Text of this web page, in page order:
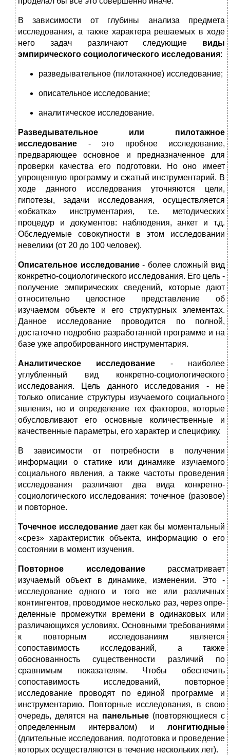
В зависимости от глубины анализа предмета
исследования, а также характера решаемых в ходе
него задач различают следующие виды
эмпирического социологического исследования:
разведывательное (пилотажное) исследование;
описательное исследование;
аналитическое исследование.
Разведывательное или пилотажное
исследование - это проб­ное исследование,
предваряющее основное и предназначенное для
проверки качества его подготовки. Но оно имеет
упрощенную про­грамму и сжатый инструментарий. В
ходе данного исследования уточняются цели,
гипотезы, задачи исследования, осуществляется
«обкатка» инструментария, т.е. методических
процедур и докумен­тов: наблюдения, анкет и т.д.
Обследуемые совокупности в этом исследовании
невелики (от 20 до 100 человек).
Описательное исследование- более сложный вид
конк­ретно-социологического исследования. Его цель -
получение эмпирических сведений, которые дают
относительно целостное представление об
изучаемом объекте и его структурных элемен­тах.
Данное исследование проводится по полной,
достаточно подробно разработанной программе и на
базе уже апробирован­ного инструментария.
Аналитическое исследование - наиболее
углубленный вид кон­кретно-социологического
исследования. Цель данного исследова­ния - не
только описание структуры изучаемого социального
явле­ния, но и определение тех факторов, которые
обусловливают его основные количественные и
качественные параметры, его характер и специфику.
В зависимости от потребности в получении
информации о статике или динамике изучаемого
социального явления, а также частоты проведения
исследования различают два вида конкретно-
социологического исследования: точечное (разовое)
и повторное.
Точечное исследованиедает как бы моментальный
«срез» харак­теристик объекта, информацию о его
состоянии в момент изуче­ния.
Повторное исследованиерассматривает
изучаемый объект в динамике, изменении. Это -
исследование одного и того же или различных
контингентов, проводимое несколько раз, через опре­
деленные промежутки времени в одинаковых или
различающихся условиях. Основными требованиями
к повторным исследованиям является
сопоставимость исследований, а также
обоснованность существенности различий по
сравнимым показателям. Чтобы обе­спечить
сопоставимость исследований, повторное
исследование проводят по единой программе и
инструментарию. Повторные исследования, в свою
очередь, делятся на панельные(повторяю­щиеся с
определенным интервалом) и лонгитюдные
(длительные исследования, подготовка и проведение
которых осуществляются в течение нескольких лет).